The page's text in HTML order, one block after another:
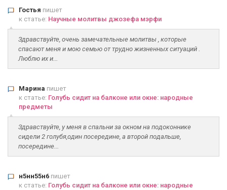
Гостья пишет
к статье: Научные молитвы джозефа мэрфи
Здравствуйте, очень замечательные молитвы , которые
спасают меня и мою семью от трудно жизненных ситуаций .
Люблю их и...
Марина пишет
к статье: Голубь сидит на балконе или окне: народные
предметы
Здравствуйте, у меня в спальни за окном на подоконнике
сидели 2 голубя,один посередине, а второй подальше,
посередине...
н5нн55н6 пишет
к статье: Голубь сидит на балконе или окне: народные